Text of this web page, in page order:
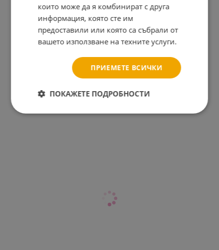
които може да я комбинират с друга
информация, която сте им
предоставили или която са събрали от
вашето използване на техните услуги.
ПРИЕМЕТЕ ВСИЧКИ
ПОКАЖЕТЕ ПОДРОБНОСТИ